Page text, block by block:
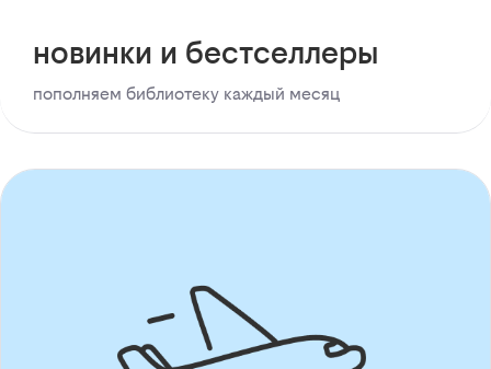
новинки и бестселлеры
пополняем библиотеку каждый месяц